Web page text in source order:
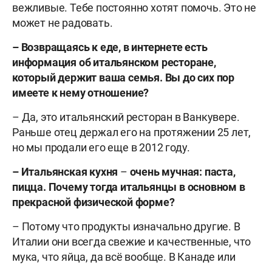
вежливые. Тебе постоянно хотят помочь. Это не
может не радовать.
– Возвращаясь к еде, в интернете есть
информация об итальянском ресторане,
который держит ваша семья. Вы до сих пор
имеете к нему отношение?
– Да, это итальянский ресторан в Ванкувере.
Раньше отец держал его на протяжении 25 лет,
но мы продали его еще в 2012 году.
– Итальянская кухня – очень мучная: паста,
пицца. Почему тогда итальянцы в основном в
прекрасной физической форме?
– Потому что продукты изначально другие. В
Италии они всегда свежие и качественные, что
мука, что яйца, да всё вообще. В Канаде или